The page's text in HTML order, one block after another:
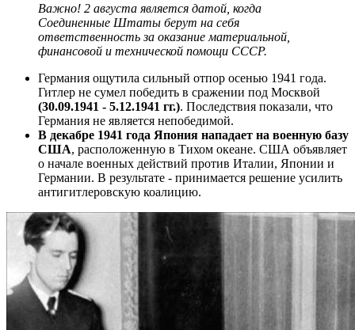
Важно! 2 августа является датой, когда
Соединенные Штаты берут на себя
ответственность за оказание материальной,
финансовой и технической помощи СССР.
Германия ощутила сильный отпор осенью 1941 года.
Гитлер не сумел победить в сражении под Москвой
(30.09.1941 - 5.12.1941 гг.). Последствия показали, что
Германия не является непобедимой.
В декабре 1941 года Япония нападает на военную базу
США, расположенную в Тихом океане. США объявляет
о начале военных действий против Италии, Японии и
Германии. В результате - принимается решение усилить
антигитлеровскую коалицию.